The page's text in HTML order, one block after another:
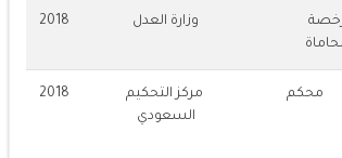
وزارة العدل 2018
محكم
مركز التحكيم
السعودي
2018